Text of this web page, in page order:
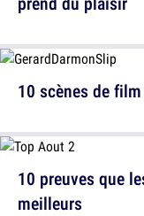
10 preuves que
meilleurs
10 scènes de